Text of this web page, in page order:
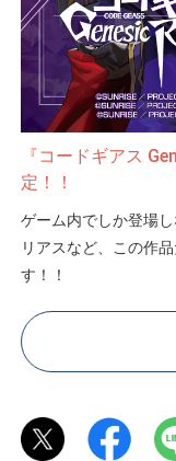
『コードギアス
定！！
ゲーム内でしか登場
リアスなど、この作
す！！
期間限定の受注販売
限定グッズをお見逃し
2025年2月28日（金
イラストレ
ーター
ア